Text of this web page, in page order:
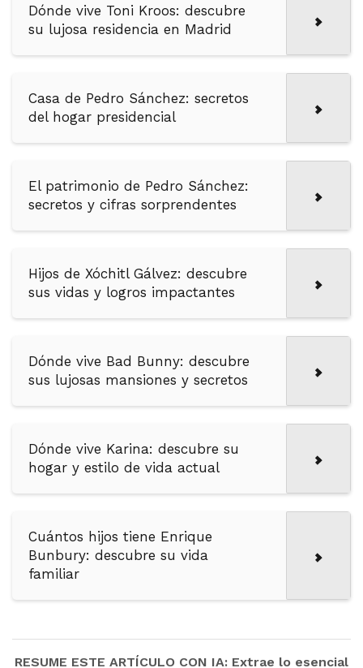
Dónde vive Toni Kroos: descubre
su lujosa residencia en Madrid
Casa de Pedro Sánchez: secretos
del hogar presidencial
El patrimonio de Pedro Sánchez:
secretos y cifras sorprendentes
Hijos de Xóchitl Gálvez: descubre
sus vidas y logros impactantes
Dónde vive Bad Bunny: descubre
sus lujosas mansiones y secretos
Dónde vive Karina: descubre su
hogar y estilo de vida actual
Cuántos hijos tiene Enrique
Bunbury: descubre su vida
familiar
RESUME ESTE ARTÍCULO CON IA: Extrae lo esencial